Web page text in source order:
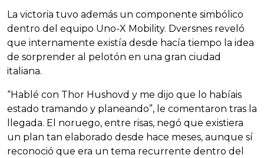
La victoria tuvo además un componente simbólico
dentro del equipo Uno-X Mobility. Dversnes reveló
que internamente existía desde hacía tiempo la idea
de sorprender al pelotón en una gran ciudad
italiana.
“Hablé con Thor Hushovd y me dijo que lo habíais
estado tramando y planeando”, le comentaron tras la
llegada. El noruego, entre risas, negó que existiera
un plan tan elaborado desde hace meses, aunque sí
reconoció que era un tema recurrente dentro del